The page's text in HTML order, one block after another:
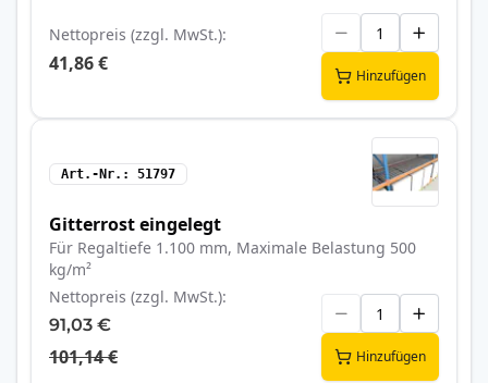
Nettopreis (zzgl. MwSt.)
41,86 €
Hinzufügen
Art.-Nr. 51797
Gitterrost eingelegt
Für Regaltiefe 1.100 mm, Maximale Belastung 500
kg/m²
Nettopreis (zzgl. MwSt.)
91,03 €
101,14 € Hinzufügen